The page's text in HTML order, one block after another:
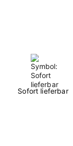
Sofort lieferbar